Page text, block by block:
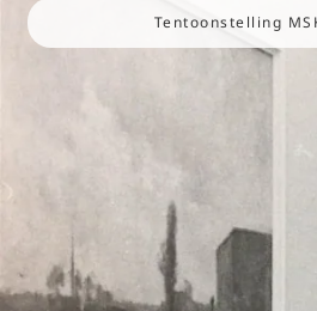
Tentoonstelling